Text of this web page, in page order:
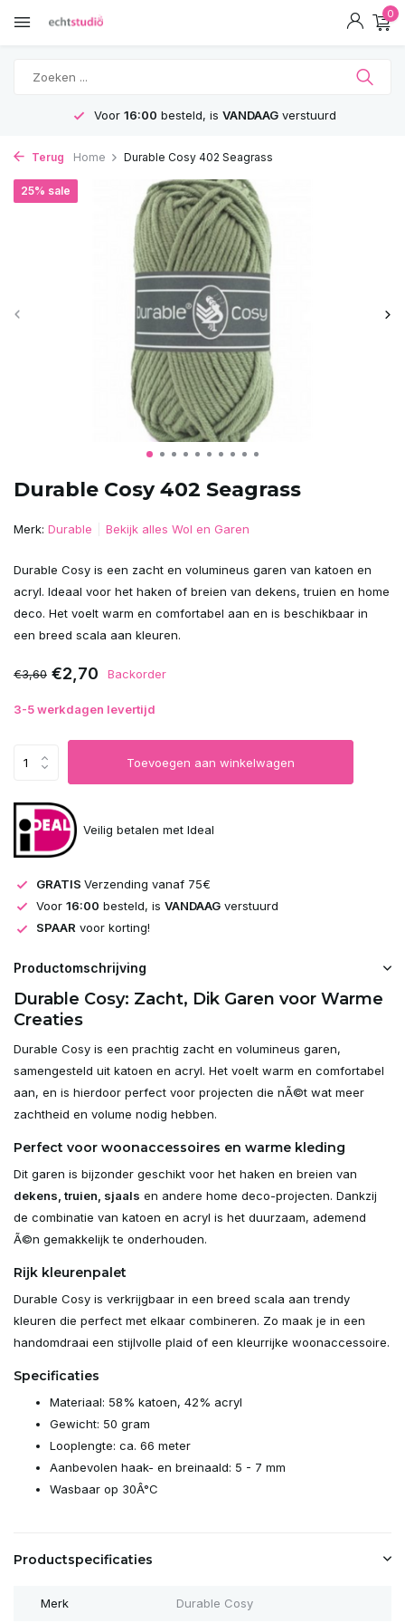
0
Voor 16:00 besteld, is VANDAAGverstuurd
Terug Home Durable Cosy 402 Seagrass
Durable Cosy 402 Seagrass
25% sale
Merk: Durable Bekijk alles Wol en Garen
Durable Cosy is een zacht en volumineus garen van katoen en
acryl. Ideaal voor het haken of breien van dekens, truien en home
deco. Het voelt warm en comfortabel aan en is beschikbaar in
een breed scala aan kleuren.
€3,60 €2,70 Backorder
3-5 werkdagen levertijd
Toevoegen aan winkelwagen
Veilig betalen met Ideal
GRATIS Verzending vanaf 75€
Voor 16:00 besteld, is VANDAAG verstuurd
SPAAR voor korting!
Productomschrijving
Durable Cosy: Zacht, Dik Garen voor Warme
Creaties
Durable Cosy is een prachtig zacht en volumineus garen,
samengesteld uit katoen en acryl. Het voelt warm en comfortabel
aan, en is hierdoor perfect voor projecten die nÃ©t wat meer
zachtheid en volume nodig hebben.
Perfect voor woonaccessoires en warme kleding
Dit garen is bijzonder geschikt voor het haken en breien van
dekens, truien, sjaals en andere home deco-projecten. Dankzij
de combinatie van katoen en acryl is het duurzaam, ademend
Ã©n gemakkelijk te onderhouden.
Rijk kleurenpalet
Durable Cosy is verkrijgbaar in een breed scala aan trendy
kleuren die perfect met elkaar combineren. Zo maak je in een
handomdraai een stijlvolle plaid of een kleurrijke woonaccessoire.
Specificaties
Materiaal: 58% katoen, 42% acryl
Gewicht: 50 gram
Looplengte: ca. 66 meter
Aanbevolen haak- en breinaald: 5 - 7 mm
Wasbaar op 30Â°C
Productspecificaties
Merk Durable Cosy